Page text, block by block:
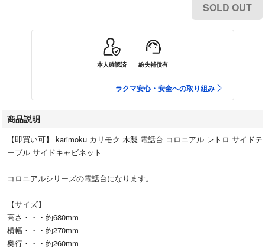
SOLD OUT
本人確認済 紛失補償有
ラクマ安心・安全への取り組み
商品説明
【即買い可】 karimoku カリモク 木製 電話台 コロニアル レトロ サイドテ
ーブル サイドキャビネット
コロニアルシリーズの電話台になります。
【サイズ】
高さ・・・約680mm
横幅・・・約270mm
奥行・・・約260mm